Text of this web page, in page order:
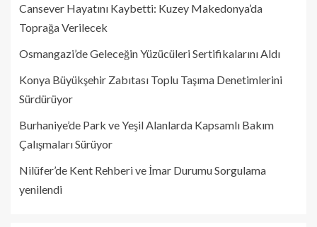
Cansever Hayatını Kaybetti: Kuzey Makedonya’da
Toprağa Verilecek
Osmangazi’de Geleceğin Yüzücüleri Sertifikalarını Aldı
Konya Büyükşehir Zabıtası Toplu Taşıma Denetimlerini
Sürdürüyor
Burhaniye’de Park ve Yeşil Alanlarda Kapsamlı Bakım
Çalışmaları Sürüyor
Nilüfer’de Kent Rehberi ve İmar Durumu Sorgulama
yenilendi